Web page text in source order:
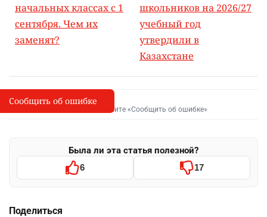
начальных классах с 1
сентября. Чем их
заменят?
школьников на 2026/27
учебный год
утвердили в
Казахстане
I
Сообщить об опечатке
Выделите фрагмент и нажмите «Сообщить об ошибке»
Была ли эта статья полезной?
6 17
Поделиться
Сообщить об ошибке